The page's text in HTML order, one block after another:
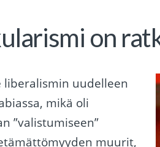
on
liberalismin uudelleen
mikä oli
”valistumiseen”
muurit,